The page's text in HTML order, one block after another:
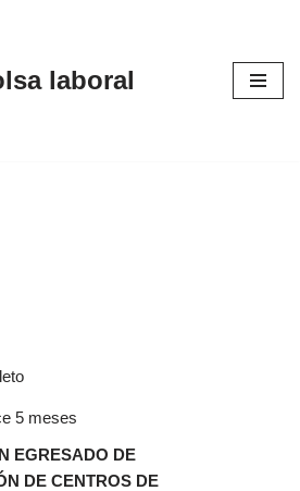
laboral
5 meses
EGRESADO DE
DE CENTROS DE